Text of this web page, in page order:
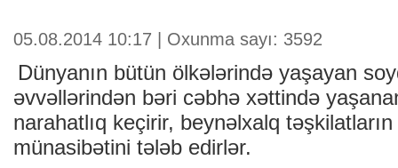
05.08.2014 10:17 | Oxunma sayı: 3592
Dünyanın bütün ölkələrində yaşayan
əvvəllərindən bəri cəbhə xəttində
narahatlıq keçirir, beynəlxalq
münasibətini tələb edirlər.